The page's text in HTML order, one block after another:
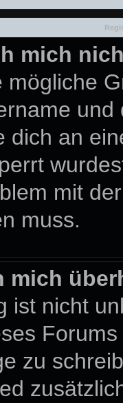
mich
mögliche
dich an
mit
muss.
mich
ist nicht
zu